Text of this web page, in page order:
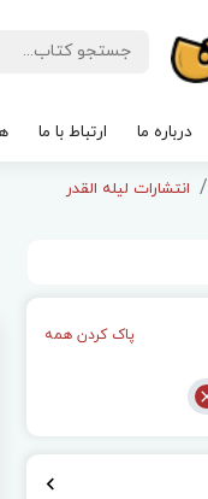
درباره ما ارتباط با ما
انتشارات لیله القدر
پاک کردن همه